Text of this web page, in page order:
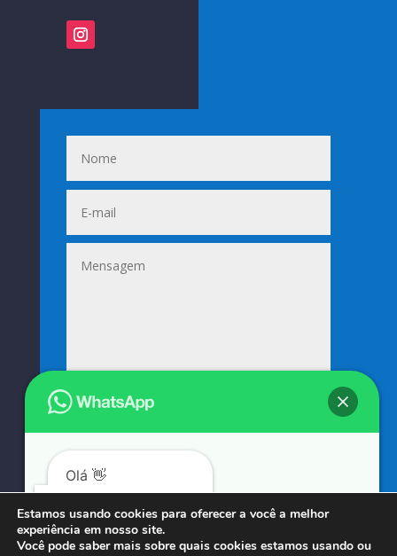
© COPYRIGHT 2023 → SUNIFORMES GOUVEIA → POR: CONEKI - SOLUÇÕES DIGITAIS |
Estamos usando cookies para oferecer a você a melhor
experiência em nosso site.
Você pode saber mais sobre quais cookies estamos usando ou
Olá 👋
Podemos ajudá-lo?